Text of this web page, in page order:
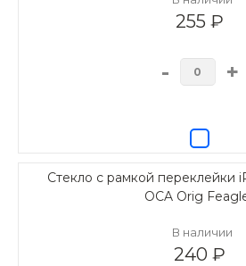
255 ₽
- +
Стекло с рамкой переклейки
OCA Orig
В наличии
240 ₽